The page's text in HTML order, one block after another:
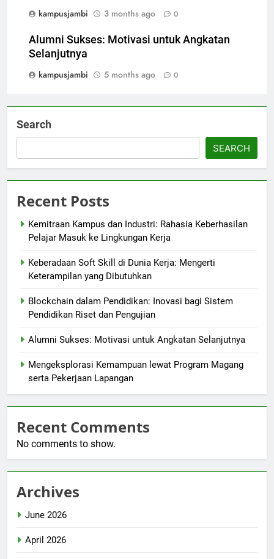
kampusjambi
3 months ago 0
Alumni Sukses: Motivasi untuk Angkatan
Selanjutnya
kampusjambi
5 months ago 0
Search
SEARCH
Recent Posts
Kemitraan Kampus dan Industri: Rahasia Keberhasilan
Pelajar Masuk ke Lingkungan Kerja
Keberadaan Soft Skill di Dunia Kerja: Mengerti
Keterampilan yang Dibutuhkan
Blockchain dalam Pendidikan: Inovasi bagi Sistem
Pendidikan Riset dan Pengujian
Alumni Sukses: Motivasi untuk Angkatan Selanjutnya
Mengeksplorasi Kemampuan lewat Program Magang
serta Pekerjaan Lapangan
Recent Comments
No comments to show.
Archives
June 2026
April 2026